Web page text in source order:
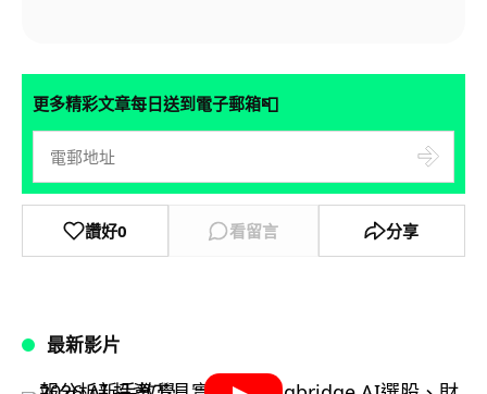
更多精彩文章每日送到電子郵箱📮
讚好0 看留言 分享
最新影片